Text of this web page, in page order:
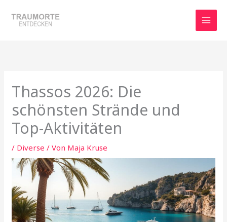
Inhalt
Thassos 2026: Die
schönsten Strände und
Top-Aktivitäten
/ Diverse / Von Maja Kruse